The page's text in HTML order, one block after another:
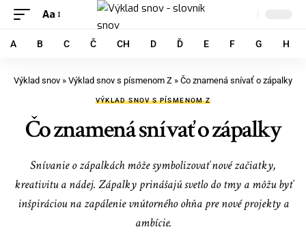
Aa
A B C Č CH D Ď E F G H
Výklad snov » Výklad snov s písmenom Z » Čo znamená snívať o zápalky
VÝKLAD SNOV S PÍSMENOM Z
Čo znamená snívať o zápalky
Snívanie o zápalkách môže symbolizovať nové začiatky,
kreativitu a nádej. Zápalky prinášajú svetlo do tmy a môžu byť
inšpiráciou na zapálenie vnútorného ohňa pre nové projekty a
ambície.